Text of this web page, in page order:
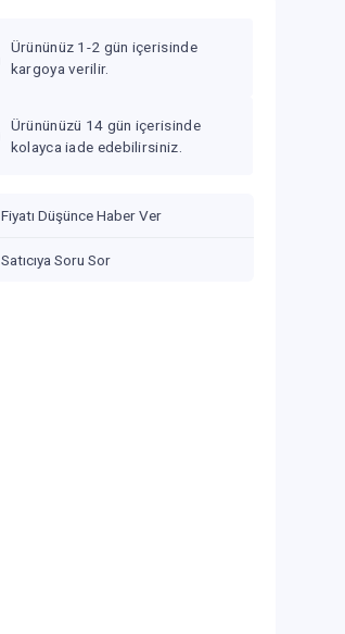
Ürününüz 1-2 gün içerisinde
kargoya verilir.
Ürününüzü 14 gün içerisinde
kolayca iade edebilirsiniz.
Fiyatı Düşünce Haber Ver
Satıcıya Soru Sor